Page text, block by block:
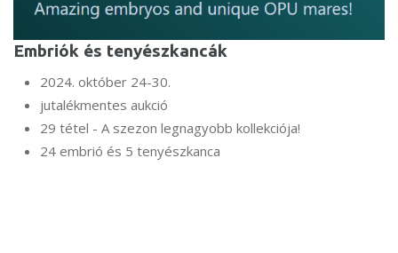
Embriók és tenyészkancák
2024. október 24-30.
jutalékmentes aukció
29 tétel - A szezon legnagyobb kollekciója!
24 embrió és 5 tenyészkanca